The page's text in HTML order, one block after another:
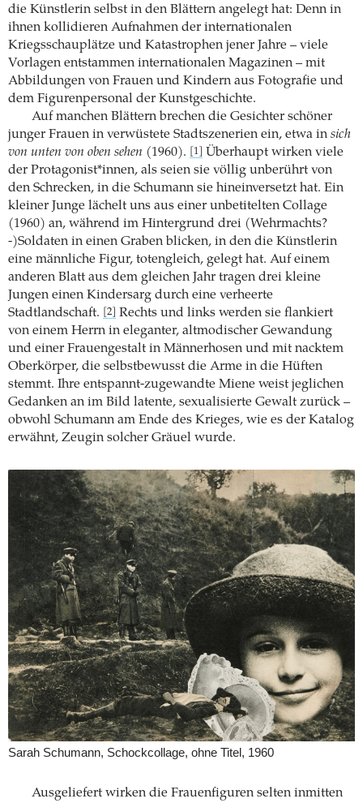
die Künstlerin selbst in den Blättern angelegt hat: Denn in
ihnen kollidieren Aufnahmen der internationalen
Kriegsschauplätze und Katastrophen jener Jahre – viele
Vorlagen entstammen internationalen Magazinen – mit
Abbildungen von Frauen und Kindern aus Fotografie und
dem Figurenpersonal der Kunstgeschichte.
Auf manchen Blättern brechen die Gesichter schöner
junger Frauen in verwüstete Stadtszenerien ein, etwa in sich
von unten von oben sehen (1960). [1]
Überhaupt wirken viele
der Protagonist*innen, als seien sie völlig unberührt von
den Schrecken, in die Schumann sie hineinversetzt hat. Ein
kleiner Junge lächelt uns aus einer unbetitelten Collage
(1960) an, während im Hintergrund drei (Wehrmachts?
-)Soldaten in einen Graben blicken, in den die Künstlerin
eine männliche Figur, totengleich, gelegt hat. Auf einem
anderen Blatt aus dem gleichen Jahr tragen drei kleine
Jungen einen Kindersarg durch eine verheerte
Stadtlandschaft.
[2]
Rechts und links werden sie flankiert
von einem Herrn in eleganter, altmodischer Gewandung
und einer Frauengestalt in Männerhosen und mit nacktem
Oberkörper, die selbstbewusst die Arme in die Hüften
stemmt. Ihre entspannt-zugewandte Miene weist jeglichen
Gedanken an im Bild latente, sexualisierte Gewalt zurück –
obwohl Schumann am Ende des Krieges, wie es der Katalog
erwähnt, Zeugin solcher Gräuel wurde.
Sarah Schumann, Schockcollage, ohne Titel, 1960
Ausgeliefert wirken die Frauenfiguren selten inmitten